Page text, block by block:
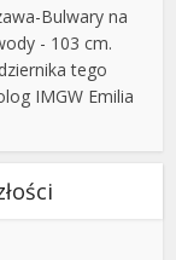
Bulwary na
- 103 cm.
tego
IMGW Emilia